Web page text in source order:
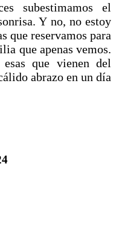
subestimamos el
Y no, no estoy
que reservamos para
que apenas vemos.
que vienen del
abrazo en un día